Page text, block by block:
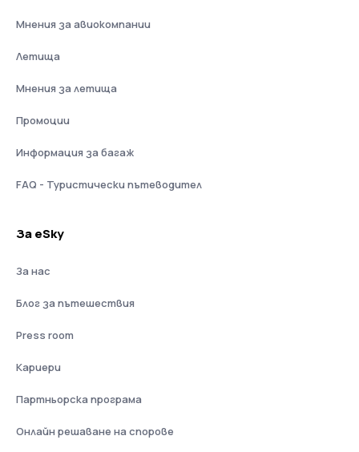
Мнения за авиокомпании
Летища
Мнения за летища
Промоции
Информация за багаж
FAQ - Туристически пътеводител
За eSky
За нас
Блог за пътешествия
Press room
Кариери
Партньорска програма
Онлайн решаване на спорове